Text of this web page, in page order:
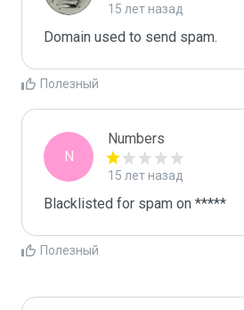
15 лет назад
Domain used to send spam.
Полезный
N
Numbers
15 лет назад
Blacklisted for spam on *****
Полезный